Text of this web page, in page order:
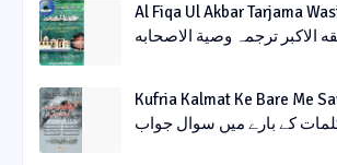
Al Fiqa Ul Akbar Tarjama
الاکبر ترجمہ وصیة الاصحابه
Kufria Kalmat Ke Bare Me
کے بارے میں سوال جواب